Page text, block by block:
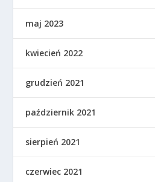
maj 2023
kwiecień 2022
grudzień 2021
październik 2021
sierpień 2021
czerwiec 2021